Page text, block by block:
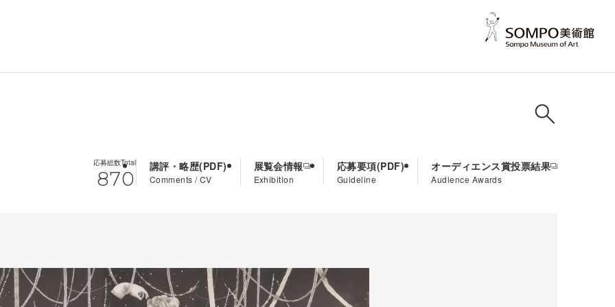
応募総数Total
870
講評・略歴
Comments / CV
展覧会情報
Exhibition
応募要項
Guideline
オーディエンス賞投票結果
Audience Awards